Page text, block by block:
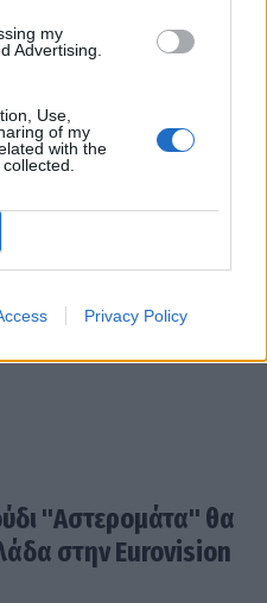
my
Advertising.
Use,
of my
with the
Privacy Policy
"Αστερομάτα" θα
στην Eurovision